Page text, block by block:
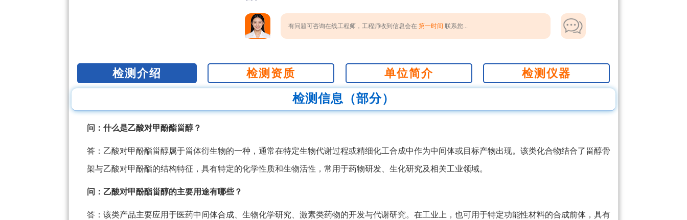
有问题可咨询在线工程师，工程师收到信息会在 第一时间 联系您...
检测介绍 检测资质 单位简介 检测仪器
检测信息（部分）
问：什么是乙酸对甲酚酯甾醇？
答：乙酸对甲酚酯甾醇属于甾体衍生物的一种，通常在特定生物代谢过程或精细化工合成中作为中间体或目标产物出现。该类化合物结合了甾醇骨
架与乙酸对甲酚酯的结构特征，具有特定的化学性质和生物活性，常用于药物研发、生化研究及相关工业领域。
问：乙酸对甲酚酯甾醇的主要用途有哪些？
答：该类产品主要应用于医药中间体合成、生物化学研究、激素类药物的开发与代谢研究。在工业上，也可用于特定功能性材料的合成前体，具有